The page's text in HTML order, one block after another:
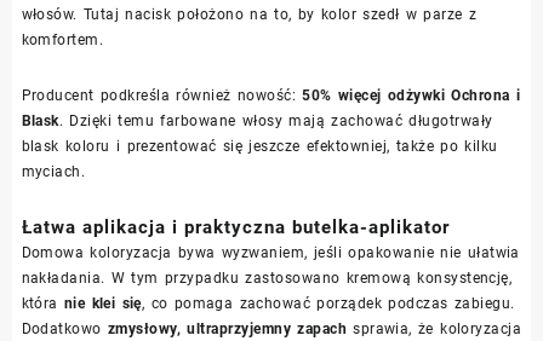
włosów. Tutaj nacisk położono na to, by kolor szedł w parze z
komfortem.
Producent podkreśla również nowość:50% więcej odżywki Ochrona i
Blask. Dzięki temu farbowane włosy mają zachować długotrwały
blask koloru i prezentować się jeszcze efektowniej, także po kilku
myciach.
Łatwa aplikacja i praktyczna butelka-aplikator
Domowa koloryzacja bywa wyzwaniem, jeśli opakowanie nie ułatwia
nakładania. W tym przypadku zastosowano kremową konsystencję,
która nie klei się, co pomaga zachować porządek podczas zabiegu.
Dodatkowo zmysłowy, ultraprzyjemny zapach sprawia, że koloryzacja